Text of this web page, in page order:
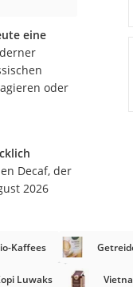
eine
oder
Decaf, der
2026
Kaffees
Luwaks